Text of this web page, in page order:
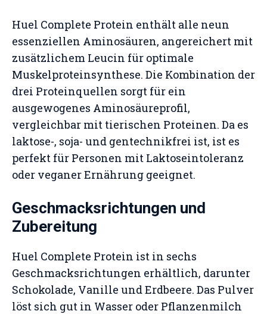
Huel Complete Protein enthält alle neun
essenziellen Aminosäuren, angereichert mit
zusätzlichem Leucin für optimale
Muskelproteinsynthese. Die Kombination der
drei Proteinquellen sorgt für ein
ausgewogenes Aminosäureprofil,
vergleichbar mit tierischen Proteinen. Da es
laktose-, soja- und gentechnikfrei ist, ist es
perfekt für Personen mit Laktoseintoleranz
oder veganer Ernährung geeignet.
Geschmacksrichtungen und
Zubereitung
Huel Complete Protein ist in sechs
Geschmacksrichtungen erhältlich, darunter
Schokolade, Vanille und Erdbeere. Das Pulver
löst sich gut in Wasser oder Pflanzenmilch